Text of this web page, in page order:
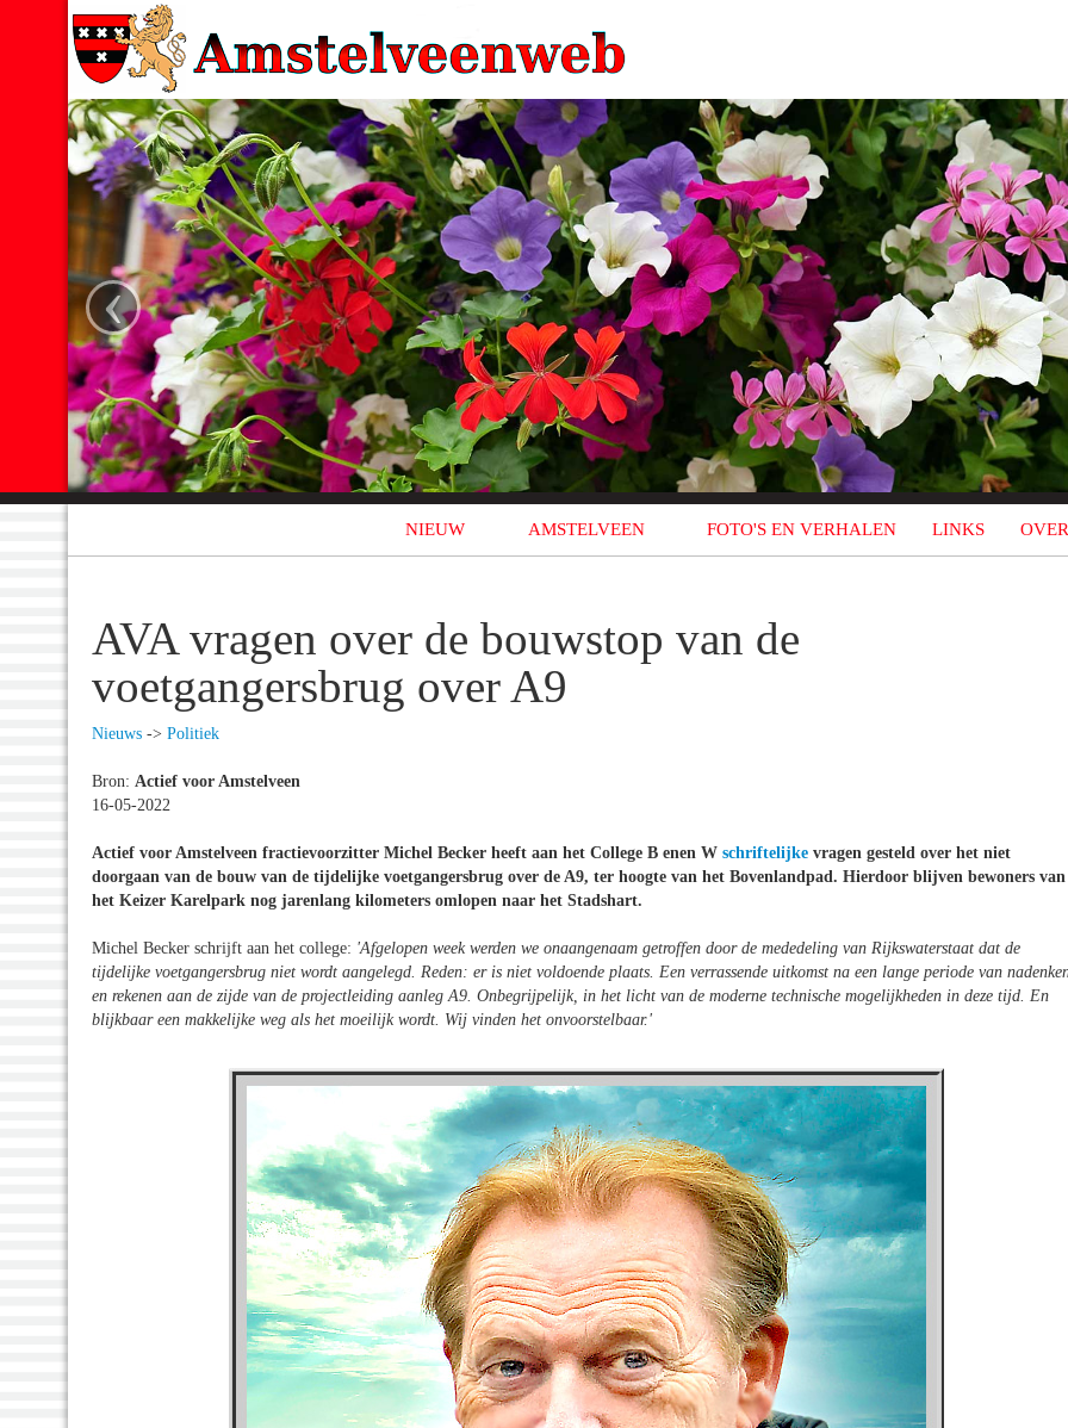
‹
NIEUW AMSTELVEEN FOTO'S EN VERHALEN LINKS
AVA vragen over de bouwstop van de
voetgangersbrug over A9
Nieuws -> Politiek
Bron: Actief voor Amstelveen
16-05-2022
Actief voor Amstelveen fractievoorzitter Michel Becker heeft aan het College B enen W schriftelijke vragen gesteld over het niet
doorgaan van de bouw van de tijdelijke voetgangersbrug over de A9, ter hoogte van het Bovenlandpad. Hierdoor blijven bewoners van
het Keizer Karelpark nog jarenlang kilometers omlopen naar het Stadshart.
Michel Becker schrijft aan het college: 'Afgelopen week werden we onaangenaam getroffen door de mededeling van Rijkswaterstaat dat de
tijdelijke voetgangersbrug niet wordt aangelegd. Reden: er is niet voldoende plaats. Een verrassende uitkomst na een lange periode van
en rekenen aan de zijde van de projectleiding aanleg A9. Onbegrijpelijk, in het licht van de moderne technische mogelijkheden in deze tijd. En
blijkbaar een makkelijke weg als het moeilijk wordt. Wij vinden het onvoorstelbaar.'